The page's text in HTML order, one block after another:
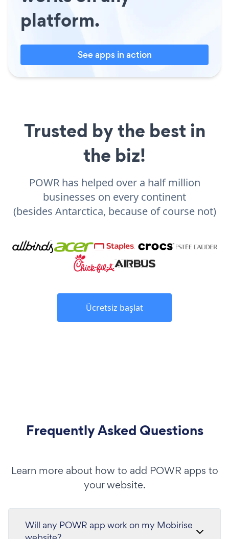
platform.
See apps in action
Trusted by the best in
the biz!
POWR has helped over a half million
businesses on every continent
(besides Antarctica, because of course not)
Ücretsiz başlat
Frequently Asked Questions
Learn more about how to add POWR apps to
your website.
Will any POWR app work on my Mobirise